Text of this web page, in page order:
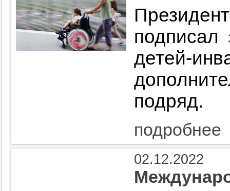
подписал
детей-
подряд.
подробнее
02.12.2022